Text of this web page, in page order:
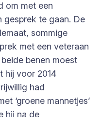
om met een
gesprek te gaan. De
sommige
met een veteraan
benen moest
hij voor 2014
had
‘groene mannetjes’
hij na de